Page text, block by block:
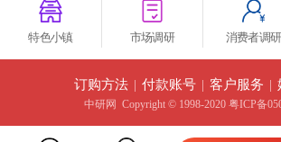
特色小镇 市场调研 消费者调研
订购方法 | 付款账号 | 客户服务 |
中研网 Copyright © 1998-2020 粤ICP备